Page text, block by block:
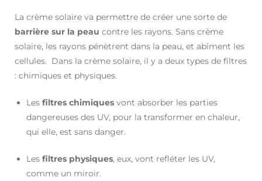
La crème solaire va permettre de créer une sorte de
barrière sur la peau contre les rayons. Sans crème
solaire, les rayons pénètrent dans la peau, et abîment les
cellules. Dans la crème solaire, il y a deux types de filtres
: chimiques et physiques.
Les filtres chimiques vont absorber les parties
dangereuses des UV, pour la transformer en chaleur,
qui elle, est sans danger.
Les filtres physiques, eux, vont refléter les UV,
comme un miroir.